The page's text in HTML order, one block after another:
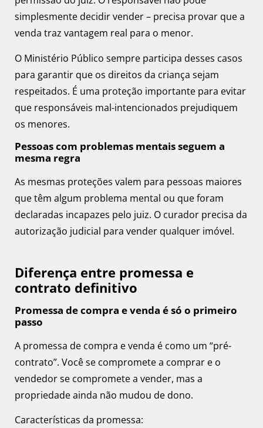
simplesmente decidir vender – precisa provar que a
venda traz vantagem real para o menor.
O Ministério Público sempre participa desses casos
para garantir que os direitos da criança sejam
respeitados. É uma proteção importante para evitar
que responsáveis mal-intencionados prejudiquem
os menores.
Pessoas com problemas mentais seguem a
mesma regra
As mesmas proteções valem para pessoas maiores
que têm algum problema mental ou que foram
declaradas incapazes pelo juiz. O curador precisa da
autorização judicial para vender qualquer imóvel.
Diferença entre promessa e
contrato definitivo
Promessa de compra e venda é só o primeiro
passo
A promessa de compra e venda é como um “pré-
contrato”. Você se compromete a comprar e o
vendedor se compromete a vender, mas a
propriedade ainda não mudou de dono.
Características da promessa: